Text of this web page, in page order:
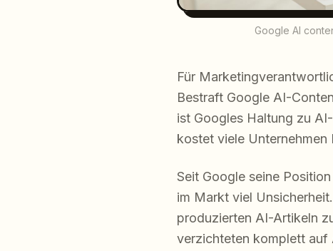
Google AI
Für
Bestraft Google AI-
ist Googles Haltung zu
kostet viele Unternehmen
Seit Google seine
im Markt viel
produzierten AI-Artikeln
verzichteten komplett auf